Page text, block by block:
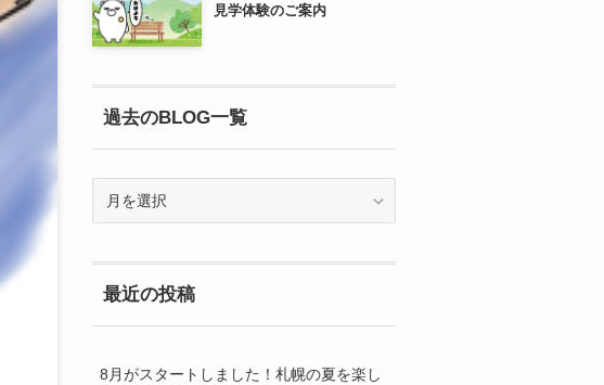
見学体験のご案内
過去のBLOG一覧
BLOG
覧
最近の投稿
8月がスタートしました！札幌の夏を楽し